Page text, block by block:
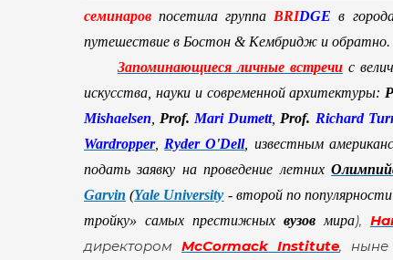
семинаров посетила группаBRIDGE в
путешествие в Бостон & Кембридж и обратно.
Запоминающиеся личные встречи с вели
искусства, науки и современнойархитектуры:
Mishaelsen,Prof. Mari Dumett,Prof. Richard
Wardropper,Ryder O'Dell, известным
подать заявку на проведение летних
Garvin (Yale University - второй по
тройку» самых престижных вузовмира),
директоромMcCormack Institute, ныне